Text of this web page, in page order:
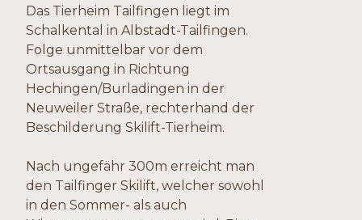
Das Tierheim Tailfingen liegt im
Schalkental in Albstadt-Tailfingen.
Folge unmittelbar vor dem
Ortsausgang in Richtung
Hechingen/Burladingen in der
Neuweiler Straße, rechterhand der
Beschilderung Skilift-Tierheim.
Nach ungefähr 300m erreicht man
den Tailfinger Skilift, welcher sowohl
in den Sommer- als auch